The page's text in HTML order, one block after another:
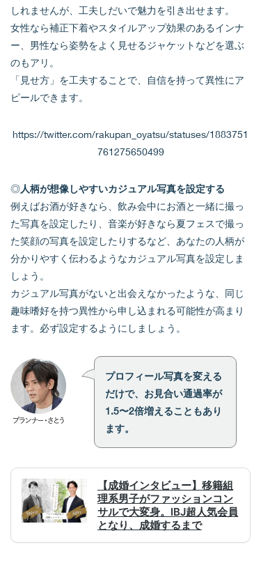
しれませんが、工夫しだいで魅力を引き出せます。
女性なら補正下着やスタイルアップ効果のあるインナ
ー、男性なら姿勢をよく見せるジャケットなどを選ぶ
のもアリ。
「見せ方」を工夫することで、自信を持って異性にア
ピールできます。
https://twitter.com/rakupan_oyatsu/statuses/1883751
761275650499
◎人柄が想像しやすいカジュアル写真を設定する
例えばお酒が好きなら、飲み会中にお酒と一緒に撮っ
た写真を設定したり、音楽が好きなら夏フェスで撮っ
た笑顔の写真を設定したりするなど、あなたの人柄が
分かりやすく伝わるようなカジュアル写真を設定しま
しょう。
カジュアル写真がないと出会えなかったような、同じ
趣味嗜好を持つ異性から申し込まれる可能性が高まり
ます。必ず設定するようにしましょう。
プロフィール写真を変える
だけで、お見合い通過率が
1.5〜2倍増えることもあり
ます。